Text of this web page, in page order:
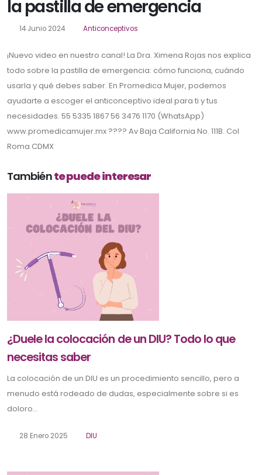
la pastilla de emergencia
14 Junio 2024 Anticonceptivos
¡Nuevo video en nuestro canal! La Dra. Ximena Rojas nos explica
todo sobre la pastilla de emergencia: cómo funciona, cuándo
usarla y qué debes saber. En Promedica Mujer, podemos
ayudarte a escoger el anticonceptivo ideal para ti y tus
necesidades. 55 5335 1867 56 3476 1170 (WhatsApp)
www.promedicamujer.mx ???? Av Baja California No. 111B. Col
Roma CDMX
Tambiénte puede interesar
¿Duele la colocación de un DIU? Todo lo que
necesitas saber
La colocación de un DIU es un procedimiento sencillo, pero a
menudo está rodeado de dudas, especialmente sobre si es
doloro...
28 Enero 2025 DIU